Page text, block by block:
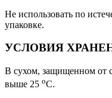
Не использовать по
упаковке.
УСЛОВИЯ
В сухом, защищенном от
выше 25 оС.